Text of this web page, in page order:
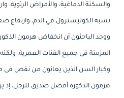
والسكتة الدماغية، والأمراض الرئوية،
نسبة الكوليسترول في الدم، وارتفاع
ووجد الباحثون أن انخفاض هرمون
المزمنة فى جميع الفئات العمرية،
وكبار السن الذين يعانون من نقص فى
هرمون الذكورة أفضل صديق للرجل، إذ